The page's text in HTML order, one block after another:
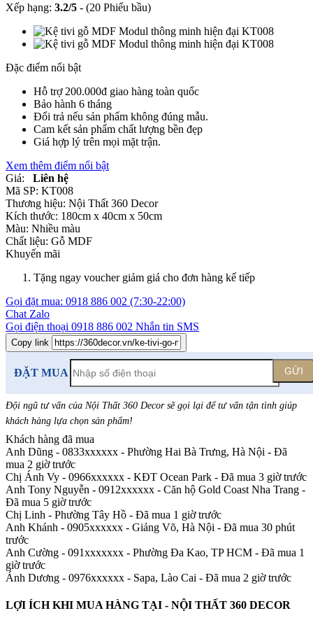
Xếp hạng: 3.2/5 - (20 Phiếu bầu)
Đặc điểm nổi bật
Hỗ trợ 200.000đ giao hàng toàn quốc
Bảo hành 6 tháng
Đổi trả nếu sản phẩm không đúng mẫu.
Cam kết sản phẩm chất lượng bền đẹp
Giá hợp lý trên mọi mặt trận.
Xem thêm điểm nổi bật
Giá:
Liên hệ
Mã SP: KT008
Thương hiệu: Nội Thất 360 Decor
Kích thước: 180cm x 40cm x 50cm
Màu: Nhiều màu
Chất liệu: Gỗ MDF
Khuyến mãi
Tặng ngay voucher giảm giá cho đơn hàng kế tiếp
Gọi đặt mua: 0918 886 002 (7:30-22:00)
Chat Zalo
Gọi điện thoại 0918 886 002 Nhắn tin SMS
Copy link
ĐẶT MUA GỬI
Đội ngũ tư vấn của Nội Thất 360 Decor sẽ gọi lại để tư vấn tận tình giúp
khách hàng lựa chọn sản phẩm!
Khách hàng đã mua
Anh Dũng - 0833xxxxxx - Phường Hai Bà Trưng, Hà Nội - Đã
mua 2 giờ trước
Chị Ánh Vy - 0966xxxxxx - KĐT Ocean Park - Đã mua 3 giờ trước
Anh Tony Nguyễn - 0912xxxxxx - Căn hộ Gold Coast Nha Trang -
Đã mua 5 giờ trước
Chị Linh - Phường Tây Hồ - Đã mua 1 giờ trước
Anh Khánh - 0905xxxxxx - Giảng Võ, Hà Nội - Đã mua 30 phút
trước
Anh Cường - 091xxxxxxx - Phường Đa Kao, TP HCM - Đã mua 1
giờ trước
Ánh Dương - 0976xxxxxx - Sapa, Lào Cai - Đã mua 2 giờ trước
LỢI ÍCH KHI MUA HÀNG TẠI - NỘI THẤT 360 DECOR